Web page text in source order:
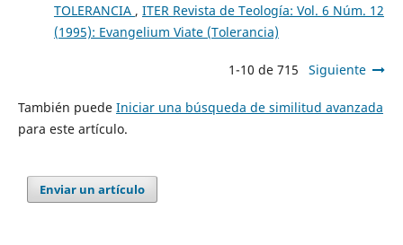
TOLERANCIA , ITER Revista de Teología: Vol. 6 Núm. 12
(1995): Evangelium Viate (Tolerancia)
1-10 de 715 Siguiente
También puede Iniciar una búsqueda de similitud avanzada
para este artículo.
Enviar un artículo